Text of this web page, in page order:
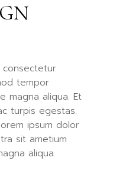
consectetur
tempor
magna aliqua. Et
turpis egestas.
ipsum dolor
sit ametium
aliqua.